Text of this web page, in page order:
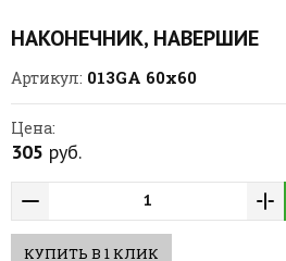
НАКОНЕЧНИК, НАВЕРШИЕ
Артикул: 013GA 60х60
Цена:
305 руб.
КУПИТЬ В 1 КЛИК